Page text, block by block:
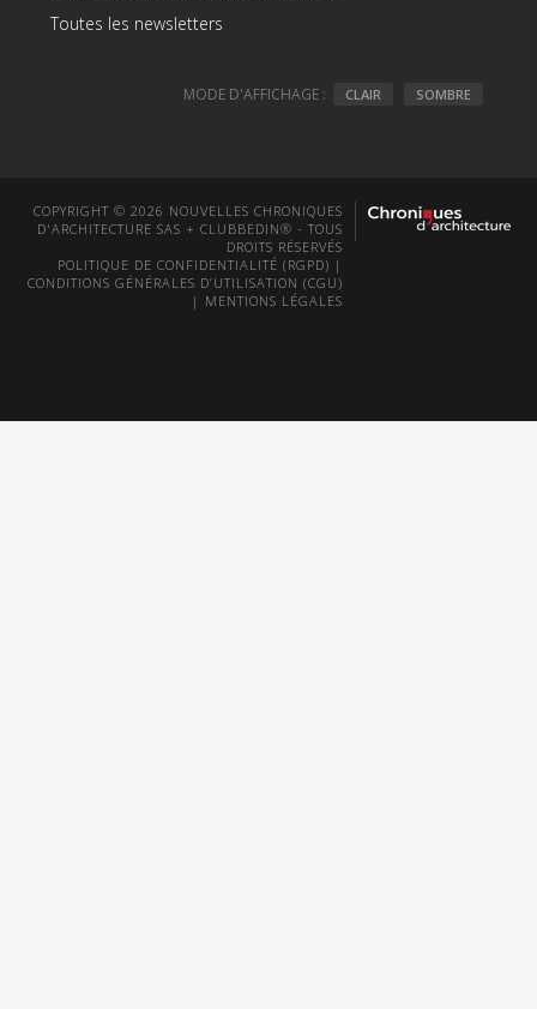
Toutes les newsletters
MODE D'AFFICHAGE : CLAIR SOMBRE
COPYRIGHT © 2026 NOUVELLES CHRONIQUES
D'ARCHITECTURE SAS + CLUBBEDIN® - TOUS
DROITS RÉSERVÉS
POLITIQUE DE CONFIDENTIALITÉ (RGPD) |
CONDITIONS GÉNÉRALES D’UTILISATION (CGU)
| MENTIONS LÉGALES